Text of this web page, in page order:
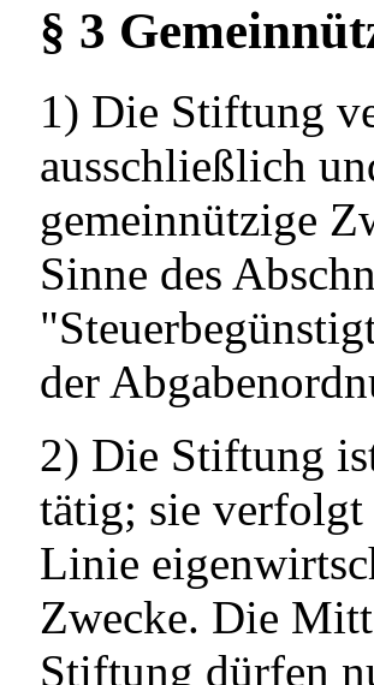
§ 3
1) Die Stiftung
ausschließlich
gemeinnützige
Sinne des
der
2) Die Stiftung
tätig; sie
Linie
Zwecke. Die
Stiftung dürfen